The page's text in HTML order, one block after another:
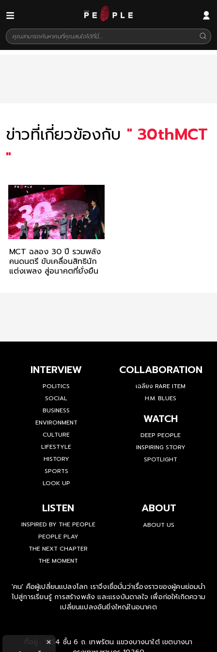
ข่าวที่เกี่ยวข้องกับ " 30thMCT
"
MCT ฉลอง 30 ปี รวมพลัง
คนดนตรี ขับเคลื่อนสิทธินัก
แต่งเพลง สู่อนาคตที่ยั่งยืน
INTERVIEW
POLITICS
SOCIAL
BUSINESS
ENVIRONMENT
CULTURE
LIFESTYLE
HISTORY
SPORTS
LOOK UP
COLLABORATION
เฉลียง RARE ITEM
H.M. BLUES
WATCH
DEEP PEOPLE
INSPIRING STORY
SPOTLIGHT
LISTEN
INSPIRED BY THE PEOPLE
PEOPLE PLAY
THE NEXT CHAPTER
THE MOMENT
ABOUT
ABOUT US
'คน' คือผู้เปลี่ยนแปลงโลก เราจึงเชื่อมั่นว่าเรื่องราวของผู้คนย่อมนำ
ไปสู่การเรียนรู้ การสร้างพลัง และแรงบันดาลใจ เพื่อก่อให้เกิดความ
เปลี่ยนแปลงอันยิ่งใหญ่ในอนาคต
ที่อยู่ : 1854 ชั้น 6 ถ. เทพรัตน แขวงบางนาใต้ เขตบางนา
×